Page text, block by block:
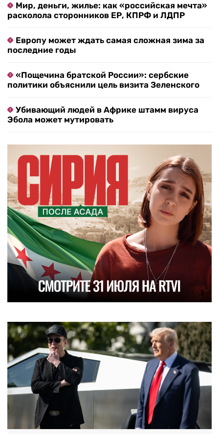
Мир, деньги, жилье: как «российская мечта»
расколола сторонников ЕР, КПРФ и ЛДПР
Европу может ждать самая сложная зима за
последние годы
«Пощечина братской России»: сербские
политики объяснили цель визита Зеленского
Убивающий людей в Африке штамм вируса
Эбола может мутировать